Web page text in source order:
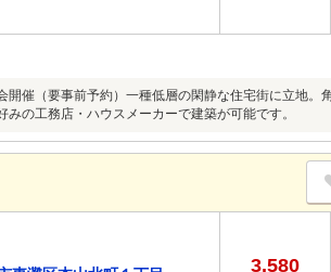
開催（要事前予約）一種低層の閑静な住宅街に立地。
の工務店・ハウスメーカーで建築が可能です。
3,580